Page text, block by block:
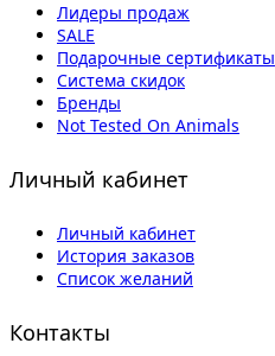
Лидеры продаж
SALE
Подарочные сертификаты
Система скидок
Бренды
Not Tested On Animals
Личный кабинет
Личный кабинет
История заказов
Список желаний
Контакты